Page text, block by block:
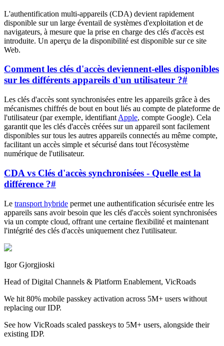
L'authentification multi-appareils (CDA) devient rapidement
disponible sur un large éventail de systèmes d'exploitation et de
navigateurs, à mesure que la prise en charge des clés d'accès est
introduite. Un aperçu de la disponibilité est disponible sur ce site
Web.
Comment les clés d'accès deviennent-elles disponibles
sur les différents appareils d'un utilisateur ?#
Les clés d'accès sont synchronisées entre les appareils grâce à des
mécanismes chiffrés de bout en bout liés au compte de plateforme de
l'utilisateur (par exemple, identifiant Apple, compte Google). Cela
garantit que les clés d'accès créées sur un appareil sont facilement
disponibles sur tous les autres appareils connectés au même compte,
facilitant un accès simple et sécurisé dans tout l'écosystème
numérique de l'utilisateur.
CDA vs Clés d'accès synchronisées - Quelle est la
différence ?#
Le transport hybride permet une authentification sécurisée entre les
appareils sans avoir besoin que les clés d'accès soient synchronisées
via un compte cloud, offrant une certaine flexibilité et maintenant
l'intégrité des clés d'accès uniquement chez l'utilisateur.
Igor Gjorgjioski
Head of Digital Channels & Platform Enablement, VicRoads
We hit 80% mobile passkey activation across 5M+ users without
replacing our IDP.
See how VicRoads scaled passkeys to 5M+ users, alongside their
existing IDP.